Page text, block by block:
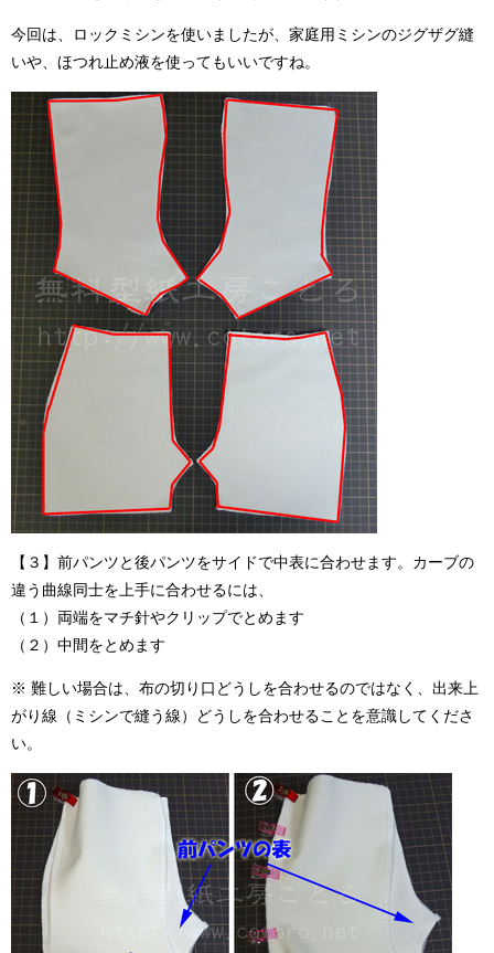
今回は、ロックミシンを使いましたが、家庭用ミシンのジグザグ縫
いや、ほつれ止め液を使ってもいいですね。
【３】前パンツと後パンツをサイドで中表に合わせます。カーブの
違う曲線同士を上手に合わせるには、
（１）両端をマチ針やクリップでとめます
（２）中間をとめます
※ 難しい場合は、布の切り口どうしを合わせるのではなく、出来上
がり線（ミシンで縫う線）どうしを合わせることを意識してくださ
い。